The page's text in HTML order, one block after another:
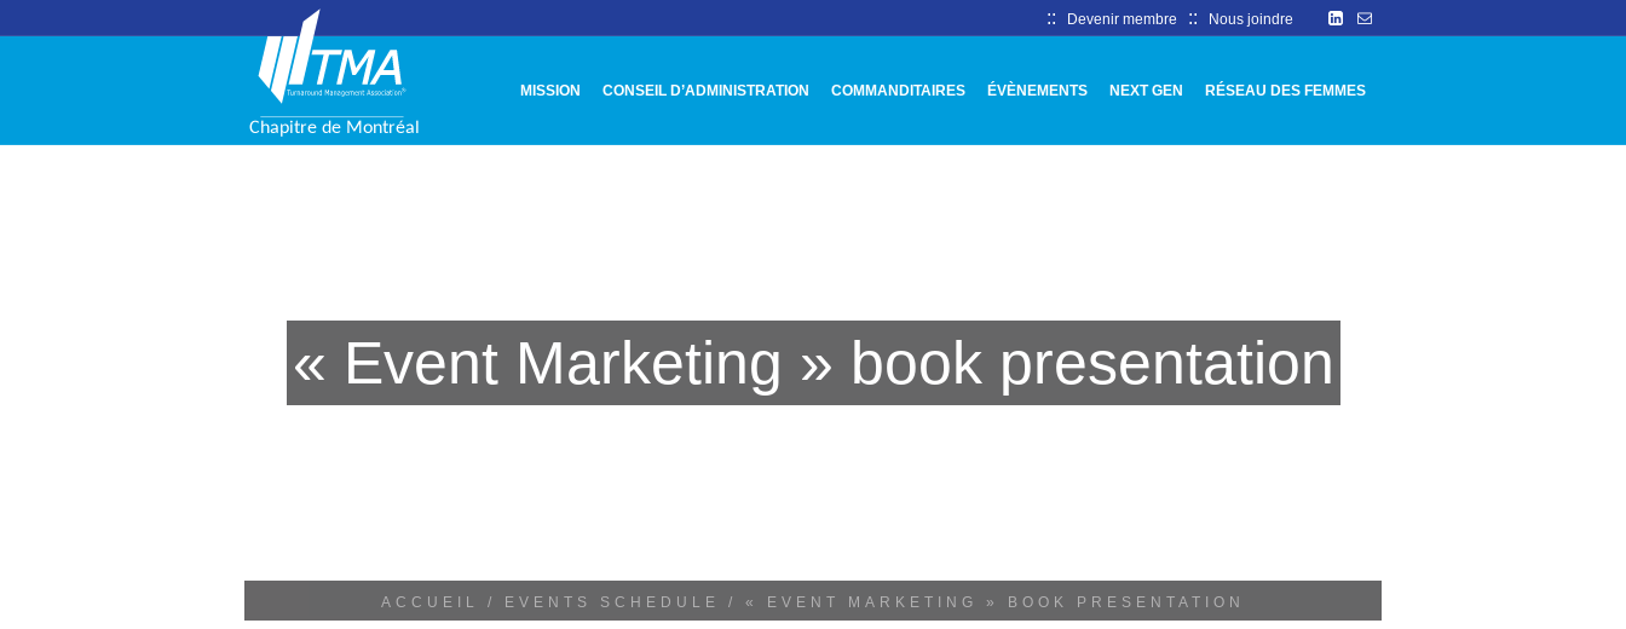
:: Devenir membre :: Nous joindre
MISSION CONSEIL D’ADMINISTRATION COMMANDITAIRES ÉVÈNEMENTS NEXT GEN RÉSEAU DES FEMMES
« Event Marketing » book presentation
ACCUEIL / EVENTS SCHEDULE / « EVENT MARKETING » BOOK PRESENTATION